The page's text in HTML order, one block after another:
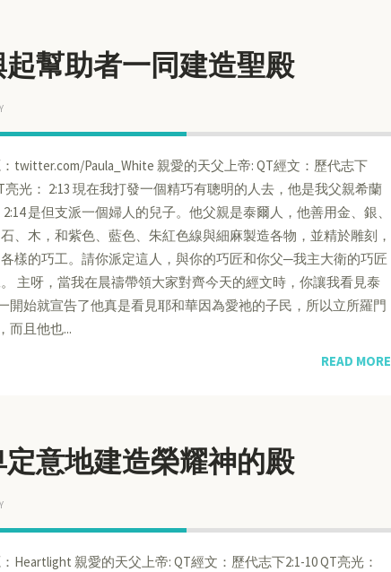
幫助者一同建造聖殿
twitter.com/Paula_White 親愛的天父上帝: QT經文：歷代志下
亮光： 2:13 現在我打發一個精巧有聰明的人去，他是我父親希蘭
是但支派一個婦人的兒子。他父親是泰爾人，他善用金、銀、
、木，和紫色、藍色、朱紅色線與細麻製造各物，並精於雕刻，
樣的巧工。請你派定這人，與你的巧匠和你父─我主大衛的巧匠
主呀，當我在晨禱帶領大家對齊今天的經文時，你讓我看見泰
開始就宣告了他真是看見耶和華因為愛祂的子民，所以立所羅門
而且他也...
READ MORE
意地建造榮耀神的殿
Heartlight 親愛的天父上帝: QT經文：歷代志下2:1-10 QT亮光：